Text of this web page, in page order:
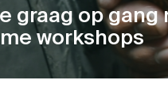
graag op gang
workshops